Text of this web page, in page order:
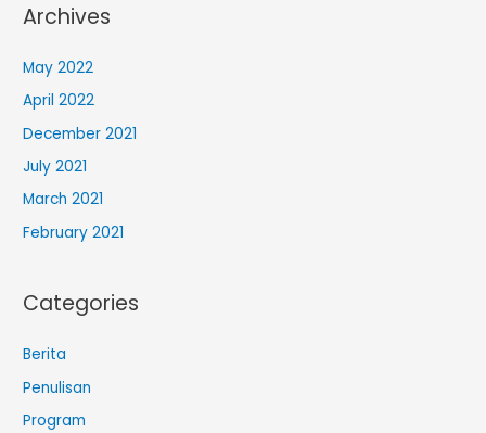
Archives
May 2022
April 2022
December 2021
July 2021
March 2021
February 2021
Categories
Berita
Penulisan
Program